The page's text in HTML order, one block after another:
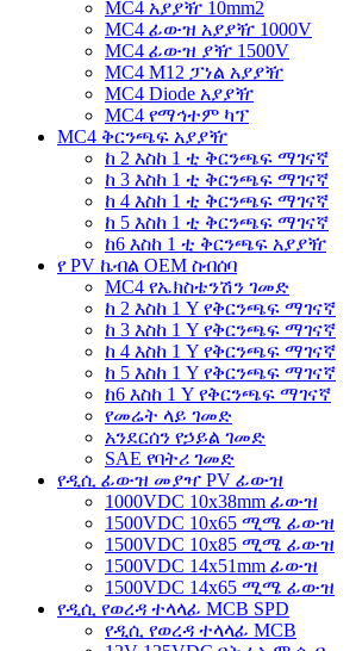
MC4 አያያዥ 10mm2
MC4 ፊውዝ አያያዥ 1000V
MC4 ፊውዝ ያዥ 1500V
MC4 M12 ፓነል አያያዥ
MC4 Diode አያያዥ
MC4 የማኅተም ካፕ
MC4 ቅርንጫፍ አያያዥ
ከ 2 እስከ 1 ቲ ቅርንጫፍ ማገናኛ
ከ 3 እስከ 1 ቲ ቅርንጫፍ ማገናኛ
ከ 4 እስከ 1 ቲ ቅርንጫፍ ማገናኛ
ከ 5 እስከ 1 ቲ ቅርንጫፍ ማገናኛ
ከ6 እስከ 1 ቲ ቅርንጫፍ አያያዥ
የ PV ኬብል OEM ስብሰባ
MC4 የኤክስቴንሽን ገመድ
ከ 2 እስከ 1 Y የቅርንጫፍ ማገናኛ
ከ 3 እስከ 1 Y የቅርንጫፍ ማገናኛ
ከ 4 እስከ 1 Y የቅርንጫፍ ማገናኛ
ከ 5 እስከ 1 Y የቅርንጫፍ ማገናኛ
ከ6 እስከ 1 Y የቅርንጫፍ ማገናኛ
የመሬት ላይ ገመድ
አንደርሰን የኃይል ገመድ
SAE የባትሪ ገመድ
የዲሲ ፊውዝ መያዣ PV ፊውዝ
1000VDC 10x38mm ፊውዝ
1500VDC 10x65 ሚሜ ፊውዝ
1500VDC 10x85 ሚሜ ፊውዝ
1500VDC 14x51mm ፊውዝ
1500VDC 14x65 ሚሜ ፊውዝ
የዲሲ የወረዳ ተላላፊ MCB SPD
የዲሲ የወረዳ ተላላፊ MCB